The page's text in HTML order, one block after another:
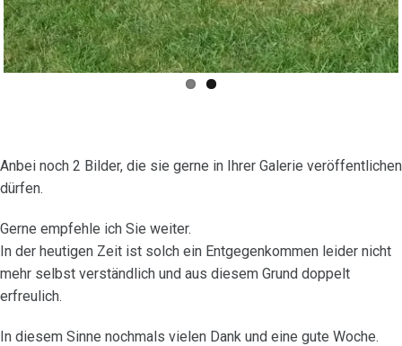
Anbei noch 2 Bilder, die sie gerne in Ihrer Galerie veröffentlichen
dürfen.
Gerne empfehle ich Sie weiter.
In der heutigen Zeit ist solch ein Entgegenkommen leider nicht
mehr selbst verständlich und aus diesem Grund doppelt
erfreulich.
In diesem Sinne nochmals vielen Dank und eine gute Woche.